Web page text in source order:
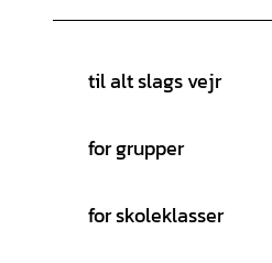
til alt slags vejr
for grupper
for skoleklasser